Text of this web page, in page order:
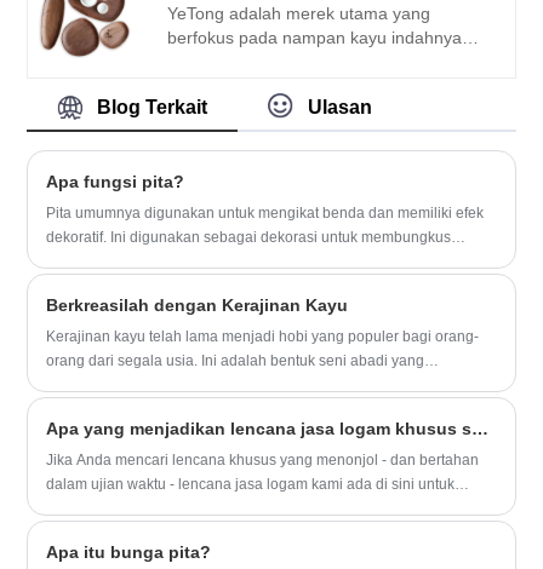
YeTong adalah merek utama yang
berfokus pada nampan kayu indahnya
Xianyou, kami memiliki akses ke bahan
berkualitas premium yang bersumber
kualitas produk kami. Berkolaborasi
dengan pengrajin ahli dalam seni klasik
Tiongkok, nampan kayu kami
makna budaya. Berkomitmen pada
keunggulan, YeTong menghadirkan
nampan kayu premium yang memadukan
keanggunan klasik dengan
Blog Terkait Ulasan
Apa fungsi pita?
Pita umumnya digunakan untuk mengikat benda dan memiliki efek
dekoratif. Ini digunakan sebagai dekorasi untuk membungkus
Berkreasilah dengan Kerajinan Kayu
Kerajinan kayu telah lama menjadi hobi yang populer bagi orang-
orang dari segala usia. Ini adalah bentuk seni abadi yang
kayu menjadi semakin populer dalam beberapa tahun terakhir.
Namun selalu ada ruang untuk inovasi dan ide-ide baru dalam hal
kerajinan kayu.
Apa yang menjadikan lencana jasa logam khusus sebagai solusi ideal untuk kebutuhan penghargaan Anda?
Jika Anda mencari lencana khusus yang menonjol - dan bertahan
dalam ujian waktu - lencana jasa logam kami ada di sini untuk
Apa itu bunga pita?